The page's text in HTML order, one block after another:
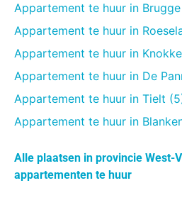
Appartement te huur in
Appartement te huur in
Appartement te huur in
Appartement te huur in De
Appartement te huur in Tielt
Appartement te huur in
Alle plaatsen in provincie West-
appartementen te huur